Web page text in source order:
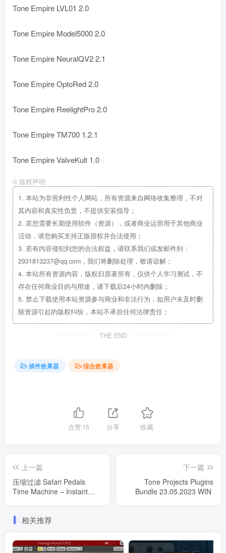
Tone Empire LVL01 2.0
Tone Empire Model5000 2.0
Tone Empire NeuralQV2 2.1
Tone Empire OptoRed 2.0
Tone Empire ReelightPro 2.0
Tone Empire TM700 1.2.1
Tone Empire ValveKult 1.0
© 版权声明
1. 本站为非营利性个人网站，所有资源来自网络收集整理，不对
其内容和真实性负责，不提供安装指导；
2. 若您需要长期使用软件（资源），或者商业运营用于其他商业
活动，请您购买支持正版授权并合法使用；
3. 若有内容侵犯到您的合法权益，请联系我们或发邮件到：
2931813237@qq.com，我们将删除处理，敬请谅解；
4. 本站所有资源内容，版权归原著所有，仅供个人学习测试，不
存在任何商业目的与用途，请下载后24小时内删除；
5. 禁止下载使用本站资源参与商业和非法行为，如用户未及时删
除资源引起的版权纠纷，本站不承担任何法律责任；
THE END
插件效果器 综合效果器
点赞15 分享 收藏
上一篇
压缩过滤 Safari Pedals
Time Machine – Instant
下一篇
Tone Projects Plugins
Bundle 23.05.2023 WIN
相关推荐